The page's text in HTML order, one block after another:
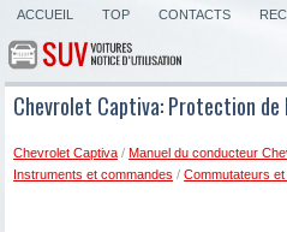
ACCUEIL TOP CONTACTS
Chevrolet Captiva: Protection
Chevrolet Captiva /Manuel du conducteur
Instruments et commandes /Commutateurs